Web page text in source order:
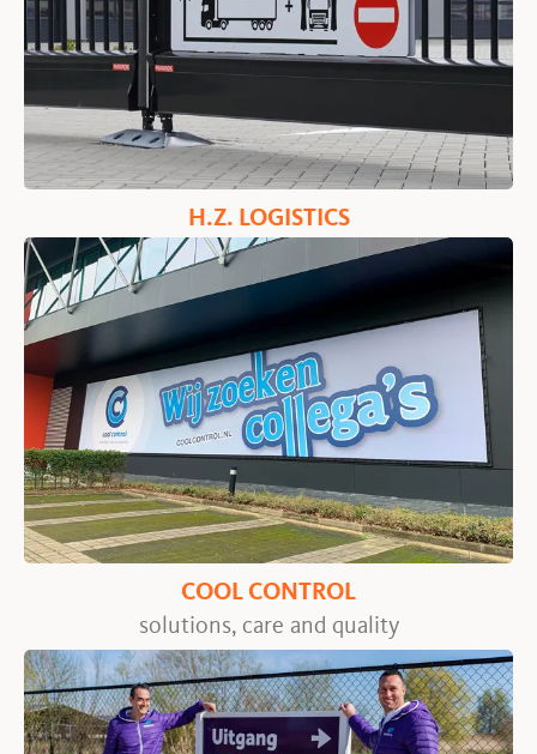
H.Z. LOGISTICS
COOL CONTROL
solutions, care and quality